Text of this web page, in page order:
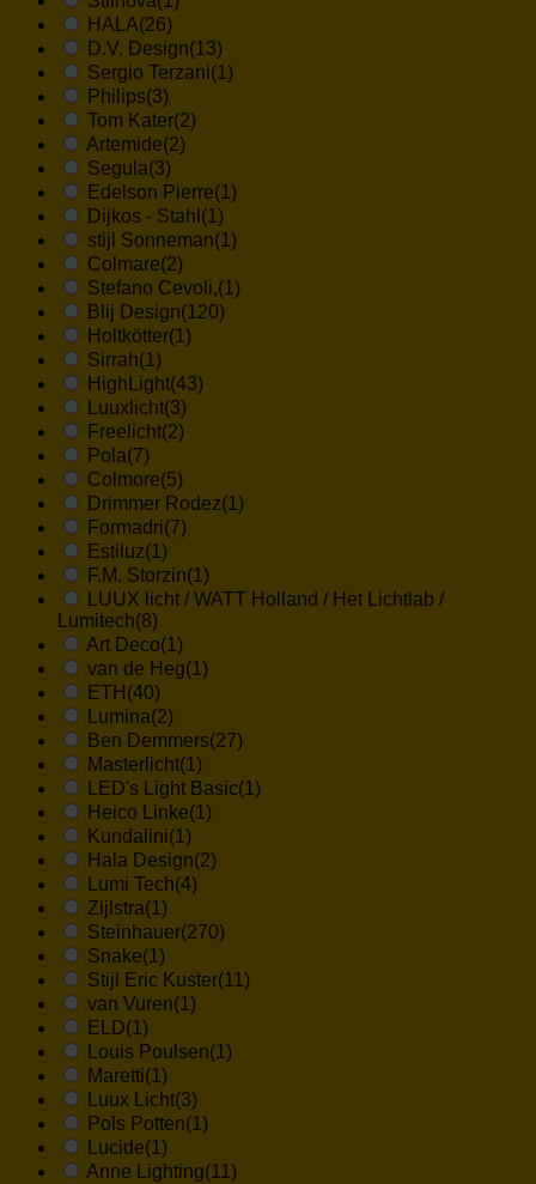
HALA(26)
D.V. Design(13)
Sergio Terzani(1)
Philips(3)
Tom Kater(2)
Artemide(2)
Segula(3)
Edelson Pierre(1)
Dijkos - Stahl (1)
stijl Sonneman(1)
Colmare(2)
Stefano Cevoli,(1)
Blij Design(120)
Holtkötter(1)
Sirrah(1)
HighLight(43)
Luuxlicht(3)
Freelicht(2)
Pola(7)
Colmore(5)
Drimmer Rodez(1)
Formadri(7)
Estiluz(1)
F.M. Storzin(1)
LUUX licht / WATT Holland / Het Lichtlab /
Lumitech(8)
Art Deco(1)
van de Heg(1)
ETH (40)
Lumina(2)
Ben Demmers(27)
Masterlicht(1)
LED's Light Basic(1)
Heico Linke(1)
Kundalini(1)
Hala Design(2)
Lumi Tech(4)
Zijlstra(1)
Steinhauer(270)
Snake(1)
Stijl Eric Kuster(11)
van Vuren(1)
ELD(1)
Louis Poulsen(1)
Maretti(1)
Luux Licht(3)
Pols Potten(1)
Lucide(1)
Anne Lighting(11)